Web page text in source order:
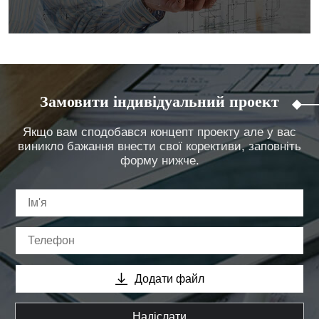
Замовити індивідуальний проект
Якщо вам сподобався концепт проекту але у вас
виникло бажання внести свої корективи, заповніть
форму нижче.
Додати файл